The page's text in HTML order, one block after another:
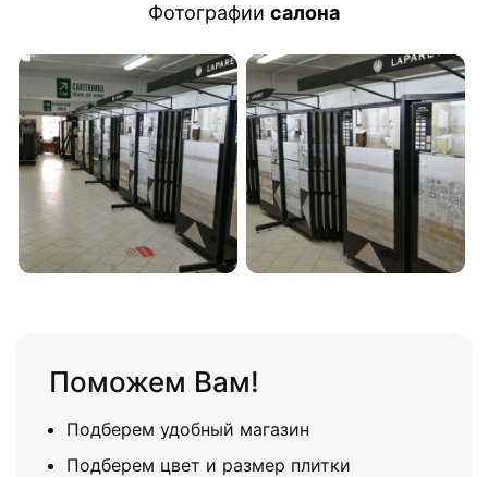
Фотографии салона
Поможем Вам!
Подберем удобный магазин
Подберем цвет и размер плитки